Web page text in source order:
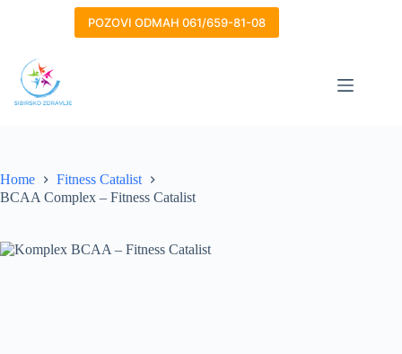
POZOVI ODMAH 061/659-81-08
Home
Fitness Catalist
BCAA Complex – Fitness Catalist